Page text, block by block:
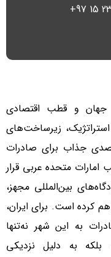
جهان و قطب اقتصادی
استراتژیک، زیرساخت‌های
جذاب برای صادرات
متحده عربی قرار
بین‌المللی مجهز،
کرده است. برای ایران،
به این شهر نه‌تنها
به دلیل نزدیکی